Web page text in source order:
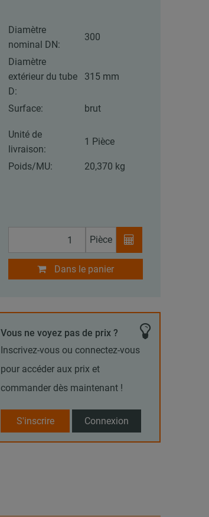
Diamètre
nominal DN:
300
Diamètre
extérieur du tube
D:
315 mm
Surface: brut
Unité de
livraison:
1 Pièce
Poids/MU: 20,370 kg
Pièce
Dans le panier
Vous ne voyez pas de prix ?
Inscrivez-vous ou connectez-vous
pour accéder aux prix et
commander dès maintenant !
S'inscrire Connexion